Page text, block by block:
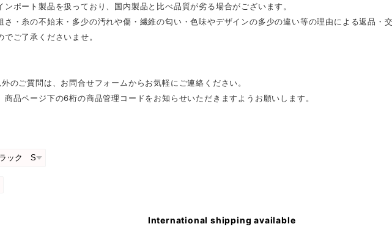
ンポート製品を扱っており、国内製品と比べ品質が劣る場合がございます。
さ・糸の不始末・多少の汚れや傷・繊維の匂い・色味やデザインの多少の違い等の理由による返品・
でご了承くださいませ。
のご質問は、お問合せフォームからお気軽にご連絡ください。
商品ページ下の6桁の商品管理コードをお知らせいただきますようお願いします。
International shipping available